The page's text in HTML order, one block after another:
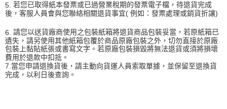
5. 若您已取得紙本發票或已過營業稅期的發票電子檔，待退貨完成
後，客服人員會與您聯絡相關退貨事宜( 例如：發票處理或銷貨折讓)
6. 請您以送貨廠商使用之包裝紙箱將退貨商品包裝妥當，若原紙箱已
遺失，請另使用其他紙箱包覆於商品原廠包裝之外，切勿直接於原廠
包裝上黏貼紙張或書寫文字。若原廠包裝損毀將無法退貨或須將損壞
費用於退款中扣抵。
7.當您申請退換貨後，請主動向貨運人員索取單據，並保留至退換貨
完成，以利日後查詢。